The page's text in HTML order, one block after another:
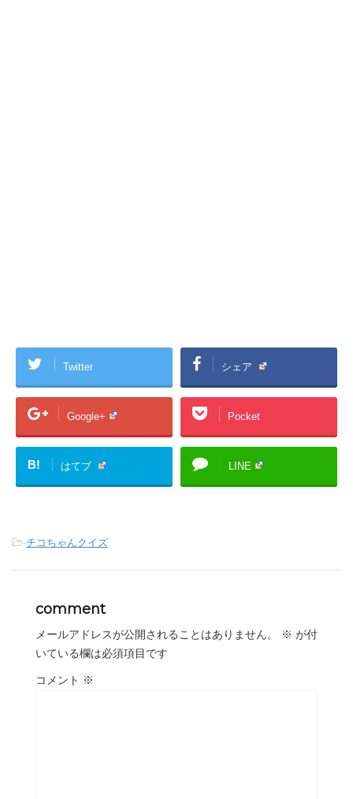
Twitter シェア
Google+ Pocket
B! はてブ LINE
-チコちゃんクイズ
comment
メールアドレスが公開されることはありません。 ※ が付
いている欄は必須項目です
コメント ※